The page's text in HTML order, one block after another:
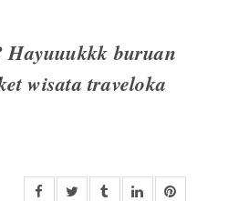
Hayuuukkk buruan
wisata traveloka